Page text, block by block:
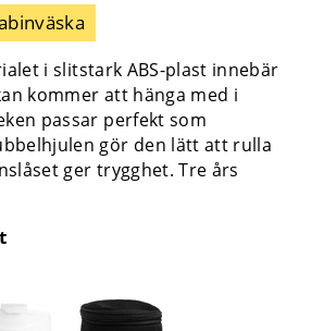
i slitstark ABS-plast innebär
kommer att hänga med i
passar perfekt som
gör den lätt att rulla
ger trygghet. Tre års